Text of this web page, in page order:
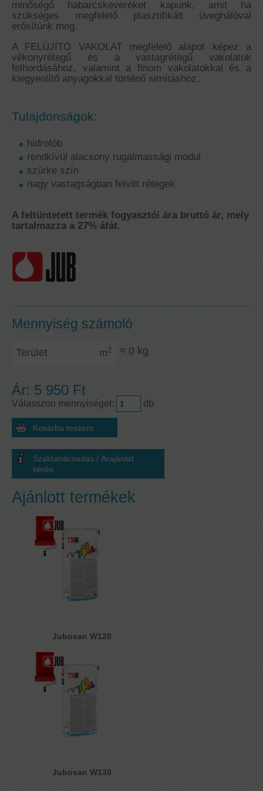
minőségő habarcskeveréket kapunk, amit ha
szükséges megfelelő plasztifikált üveghálóval
erősítünk meg.
A FELÚJÍTÓ VAKOLAT megfelelő alapot képez a
vékonyrétegű és a vastagrétegű vakolatok
felhordásához, valamint a finom vakolatokkal és a
kiegyenlítő anyagokkal történő simításhoz.
Tulajdonságok:
hidrofób
rendkívül alacsony rugalmassági modul
szürke szín
nagy vastagságban felvitt rétegek
A feltüntetett termék fogyasztói ára bruttó ár, mely
tartalmazza a 27% áfát.
Mennyiség számoló
m2 ≈ 0 kg
Ár: 5 950 Ft
Válasszon mennyiséget: db
Szaktanácsadás / Árajánlat
kérés
Ajánlott termékek
Jubosan W120
Jubosan W130